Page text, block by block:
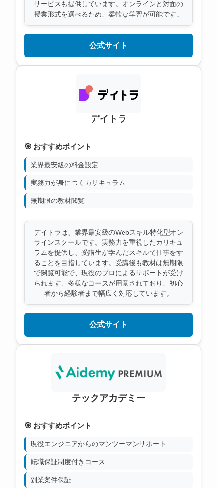
サービスも提供しています。オンラインと対面の
授業形式を選べるため、柔軟な学習が可能です。
公式サイト
デイトラ
🎯 おすすめポイント
業界最安級の料金設定
実務力が身につくカリキュラム
無期限の教材閲覧
デイトラは、業界最安級のWebスキル特化型オン
ラインスクールです。実務力を重視したカリキュ
ラムを提供し、受講生が学んだスキルで仕事をす
ることを目指しています。受講後も教材は無期限
で閲覧可能で、現役のプロによるサポートが受け
られます。多様なコースが用意されており、初心
者から経験者まで幅広く対応しています。
公式サイト
テックアカデミー
🎯 おすすめポイント
現役エンジニアからのマンツーマンサポート
転職保証制度付きコース
副業案件保証